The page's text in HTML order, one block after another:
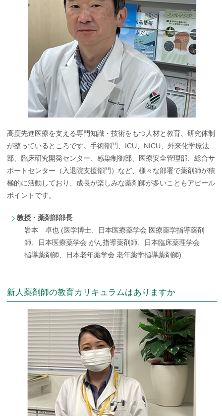
院内専用ページ
高度先進医療を支える専門知識・技術をもつ人材と教育、研究体制
が整っているところです。手術部門、ICU、NICU、外来化学療法
部、臨床研究開発センター、感染制御部、医療安全管理部、総合サ
ポートセンター（入退院支援部門）など、様々な部署で薬剤師が積
極的に活動しており、成長が楽しみな薬剤師が多いこともアピール
ポイントです。
教授・薬剤部部長
岩本 卓也 (医学博士、日本医療薬学会 医療薬学指導薬剤
師、日本医療薬学会 がん指導薬剤師、日本臨床薬理学会
指導薬剤師、日本老年薬学会 老年薬学指導薬剤師)
新人薬剤師の教育カリキュラムはありますか